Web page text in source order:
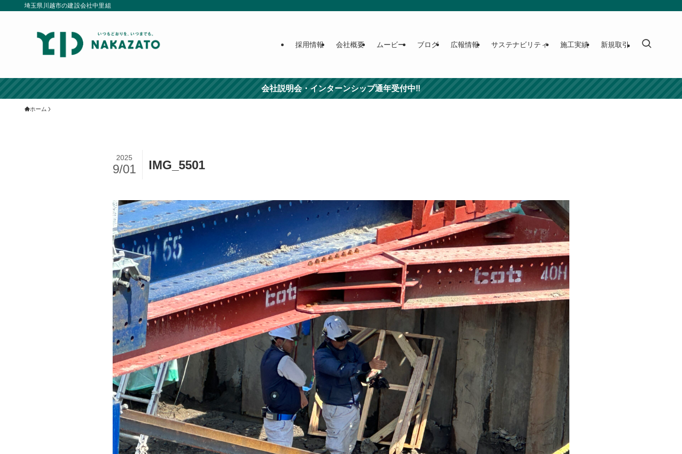
埼玉県川越市の建設会社中里組
採用情報 会社概要 ムービー ブログ 広報情報 サステナビリティ 施工実績 新規取引
会社説明会・インターンシップ通年受付中‼
ホーム
IMG_5501
2025
9/01